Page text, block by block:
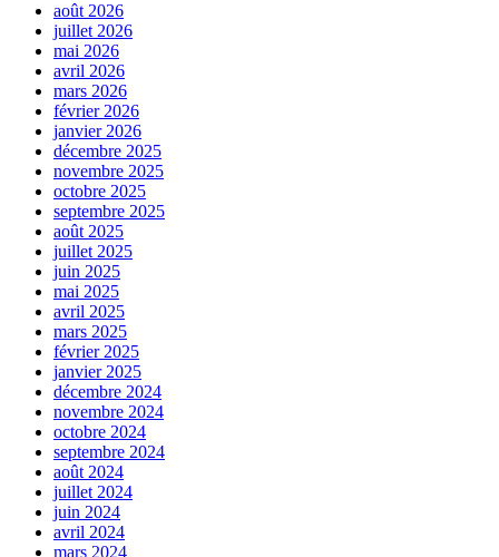
août 2026
juillet 2026
mai 2026
avril 2026
mars 2026
février 2026
janvier 2026
décembre 2025
novembre 2025
octobre 2025
septembre 2025
août 2025
juillet 2025
juin 2025
mai 2025
avril 2025
mars 2025
février 2025
janvier 2025
décembre 2024
novembre 2024
octobre 2024
septembre 2024
août 2024
juillet 2024
juin 2024
avril 2024
mars 2024